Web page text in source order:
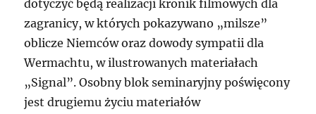
dotyczyć będą realizacji kronik filmowych dla
zagranicy, w których pokazywano „milsze”
oblicze Niemców oraz dowody sympatii dla
Wermachtu, w ilustrowanych materiałach
„Signal”. Osobny blok seminaryjny poświęcony
jest drugiemu życiu materiałów